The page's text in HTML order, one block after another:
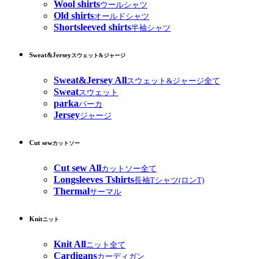
Wool shirtsウールシャツ
Old shirtsオールドシャツ
Shortsleeved shirts半袖シャツ
Sweat&Jerseyスウェット&ジャージ
Sweat&Jersey Allスウェット&ジャージ全て
Sweatスウェット
parkaパーカ
Jerseyジャージ
Cut sewカットソー
Cut sew Allカットソー全て
Longsleeves Tshirts長袖Tシャツ(ロンT)
Thermalサーマル
Knitニット
Knit Allニット全て
Cardigansカーディガン